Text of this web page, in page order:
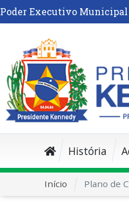
Poder Executivo Municipal
História
Início Plano de